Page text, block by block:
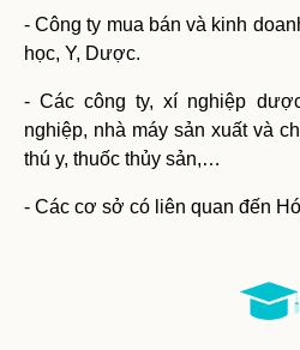
- Công ty mua bán và kinh
học, Y, Dược.
- Các công ty, xí nghiệp
nghiệp, nhà máy sản xuất và
thú y, thuốc thủy sản,…
- Các cơ sở có liên quan đến